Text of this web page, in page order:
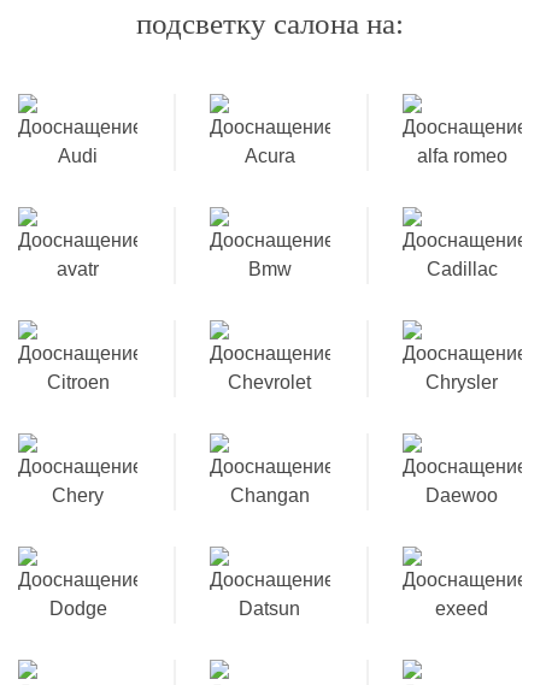
подсветку салона на: